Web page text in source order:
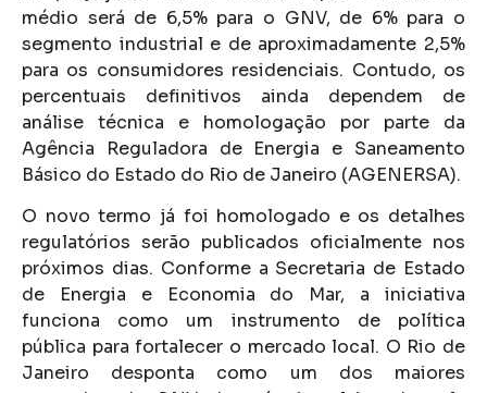
médio será de 6,5% para o GNV, de 6% para o
segmento industrial e de aproximadamente 2,5%
para os consumidores residenciais. Contudo, os
percentuais definitivos ainda dependem de
análise técnica e homologação por parte da
Agência Reguladora de Energia e Saneamento
Básico do Estado do Rio de Janeiro (AGENERSA).
O novo termo já foi homologado e os detalhes
regulatórios serão publicados oficialmente nos
próximos dias. Conforme a Secretaria de Estado
de Energia e Economia do Mar, a iniciativa
funciona como um instrumento de política
pública para fortalecer o mercado local. O Rio de
Janeiro desponta como um dos maiores